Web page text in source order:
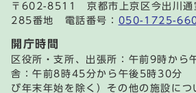
〒602-8511 京都市上京区今出川通
285番地 電話番号： 050-1725-
開庁時間
区役所・支所、出張所：午前9時か
舎：午前8時45分から午後5時30分
び年末年始を除く）その他の施設につ